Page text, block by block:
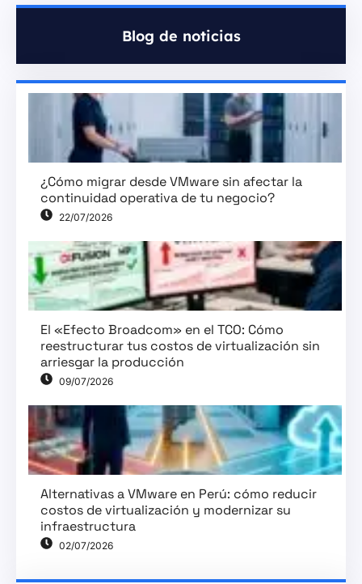
Blog de noticias
¿Cómo migrar desde VMware sin afectar la
continuidad operativa de tu negocio?
22/07/2026
El «Efecto Broadcom» en el TCO: Cómo
reestructurar tus costos de virtualización sin
arriesgar la producción
09/07/2026
Alternativas a VMware en Perú: cómo reducir
costos de virtualización y modernizar su
infraestructura
02/07/2026